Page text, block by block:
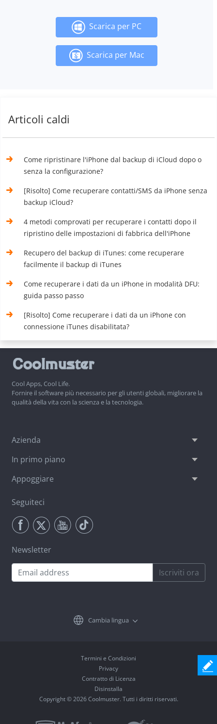
Scarica per PC
Scarica per Mac
Articoli caldi
Come ripristinare l'iPhone dal backup di iCloud dopo o
senza la configurazione?
[Risolto] Come recuperare contatti/SMS da iPhone senza
backup iCloud?
4 metodi comprovati per recuperare i contatti dopo il
ripristino delle impostazioni di fabbrica dell'iPhone
Recupero del backup di iTunes: come recuperare
facilmente il backup di iTunes
Come recuperare i dati da un iPhone in modalità DFU:
guida passo passo
[Risolto] Come recuperare i dati da un iPhone con
connessione iTunes disabilitata?
Cool Apps, Cool Life.
Fornire il software più necessario per gli utenti globali, migliorare la
qualità della vita con la scienza e la tecnologia.
Azienda
In primo piano
Appoggiare
Seguiteci
Newsletter
Iscriviti ora
Cambia lingua
Termini e Condizioni
Privacy
Contratto di Licenza
Disinstalla
Copyright © 2026 Coolmuster. Tutti i diritti riservati.